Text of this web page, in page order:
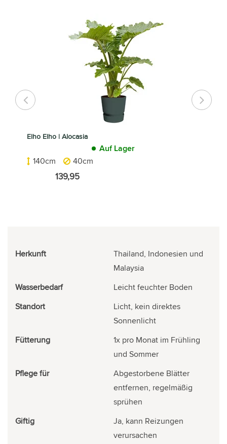
Elho Elho | Alocasia
Auf Lager
140cm
40cm
139,95
Herkunft
Thailand, Indonesien und
Malaysia
Wasserbedarf
Leicht feuchter Boden
Standort
Licht, kein direktes
Sonnenlicht
Fütterung
1x pro Monat im Frühling
und Sommer
Pflege für
Abgestorbene Blätter
entfernen, regelmäßig
sprühen
Giftig
Ja, kann Reizungen
verursachen